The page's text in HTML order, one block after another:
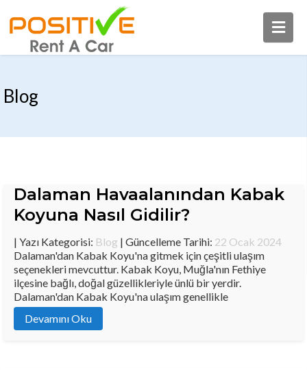
Blog
Dalaman Havaalanından Kabak
Koyuna Nasıl Gidilir?
| Yazı Kategorisi: Blog | Güncelleme Tarihi: 22 Ocak 2024
Dalaman'dan Kabak Koyu'na gitmek için çeşitli ulaşım
seçenekleri mevcuttur. Kabak Koyu, Muğla'nın Fethiye
ilçesine bağlı, doğal güzellikleriyle ünlü bir yerdir.
Dalaman'dan Kabak Koyu'na ulaşım genellikle
Devamını Oku